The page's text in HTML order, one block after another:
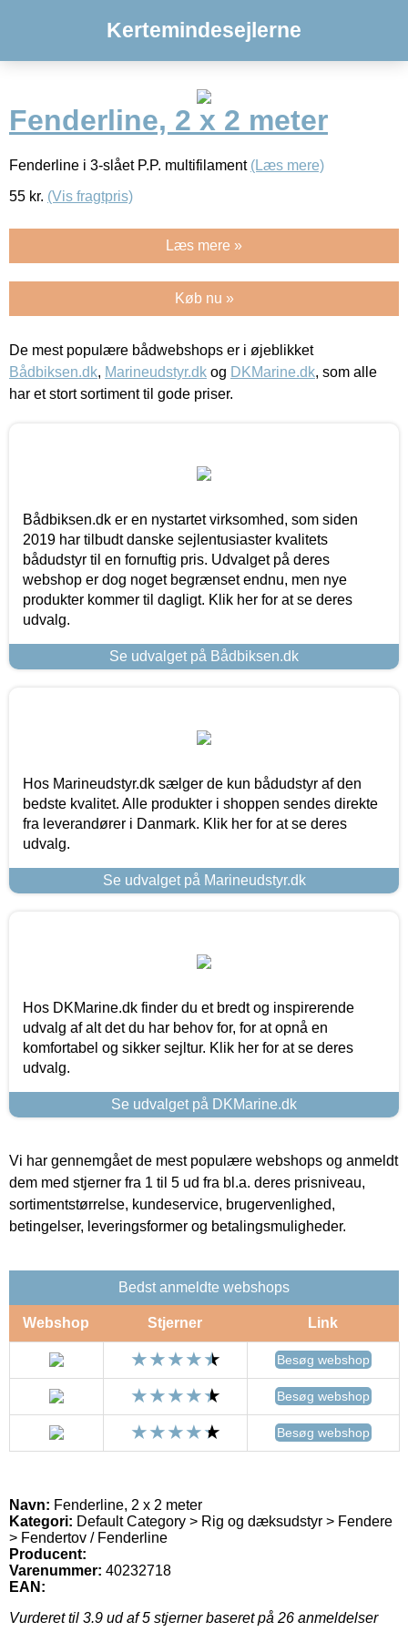
Kertemindesejlerne
Fenderline, 2 x 2 meter
Fenderline i 3-slået P.P. multifilament (Læs mere)
55 kr. (Vis fragtpris)
Læs mere »
Køb nu »
De mest populære bådwebshops er i øjeblikket
Bådbiksen.dk, Marineudstyr.dk og DKMarine.dk, som alle
har et stort sortiment til gode priser.
Bådbiksen.dk er en nystartet virksomhed, som siden
2019 har tilbudt danske sejlentusiaster kvalitets
bådudstyr til en fornuftig pris. Udvalget på deres
webshop er dog noget begrænset endnu, men nye
produkter kommer til dagligt. Klik her for at se deres
udvalg.
Se udvalget på Bådbiksen.dk
Hos Marineudstyr.dk sælger de kun bådudstyr af den
bedste kvalitet. Alle produkter i shoppen sendes direkte
fra leverandører i Danmark. Klik her for at se deres
udvalg.
Se udvalget på Marineudstyr.dk
Hos DKMarine.dk finder du et bredt og inspirerende
udvalg af alt det du har behov for, for at opnå en
komfortabel og sikker sejltur. Klik her for at se deres
udvalg.
Se udvalget på DKMarine.dk
Vi har gennemgået de mest populære webshops og anmeldt
dem med stjerner fra 1 til 5 ud fra bl.a. deres prisniveau,
sortimentstørrelse, kundeservice, brugervenlighed,
betingelser, leveringsformer og betalingsmuligheder.
Bedst anmeldte webshops
Webshop Stjerner Link
Besøg webshop
Besøg webshop
Besøg webshop
Navn: Fenderline, 2 x 2 meter
Kategori: Default Category > Rig og dæksudstyr > Fendere
> Fendertov / Fenderline
Producent:
Varenummer: 40232718
EAN:
Vurderet til 3.9 ud af 5 stjerner baseret på 26 anmeldelser